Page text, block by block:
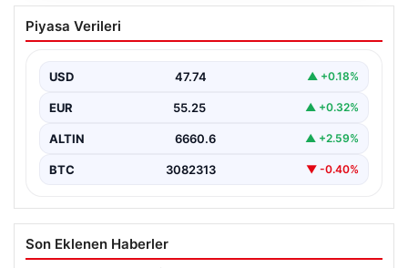
Kelebek sohbet platformu İle Dijital
İletişimin Seviyeli Adresi Ve Chat
İnternet dünyasında kullanıcıların güvenli bir şekilde
Günümüzde…
Piyasa Verileri
USD 47.74 ▲ +0.18%
EUR 55.25 ▲ +0.32%
ALTIN 6660.6 ▲ +2.59%
BTC 3082313 ▼ -0.40%
Son Eklenen Haberler